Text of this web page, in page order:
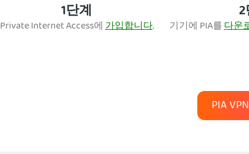
1단계
Private Internet Access에가입합니다. 기기에 PIA를다운
PIA